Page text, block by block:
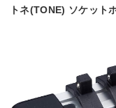
トネ(TONE) ソケット